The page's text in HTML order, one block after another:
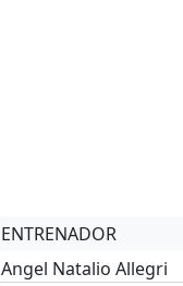
ENTRENADOR
Angel Natalio Allegri